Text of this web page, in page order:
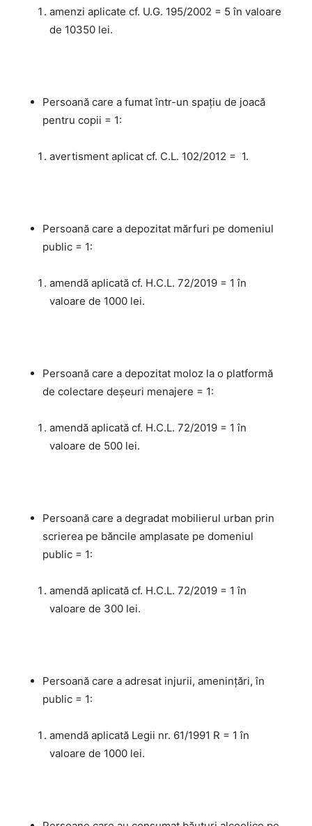
amenzi aplicate cf. U.G. 195/2002 = 5 în valoare
de 10350 lei.
Persoană care a fumat într-un spațiu de joacă
pentru copii = 1:
avertisment aplicat cf. C.L. 102/2012 = 1.
Persoană care a depozitat mărfuri pe domeniul
public = 1:
amendă aplicată cf. H.C.L. 72/2019 = 1 în
valoare de 1000 lei.
Persoană care a depozitat moloz la o platformă
de colectare deșeuri menajere = 1:
amendă aplicată cf. H.C.L. 72/2019 = 1 în
valoare de 500 lei.
Persoană care a degradat mobilierul urban prin
scrierea pe băncile amplasate pe domeniul
public = 1:
amendă aplicată cf. H.C.L. 72/2019 = 1 în
valoare de 300 lei.
Persoană care a adresat injurii, amenințări, în
public = 1:
amendă aplicată Legii nr. 61/1991 R = 1 în
valoare de 1000 lei.